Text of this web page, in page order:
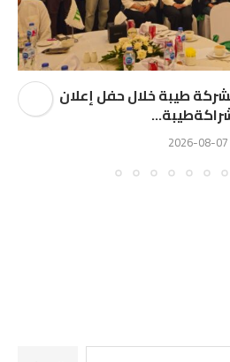
طيبة خلال حفل إعلان
2026-08-07